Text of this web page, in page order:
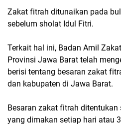
Zakat fitrah ditunaikan pada
sebelum sholat Idul Fitri.
Terkait hal ini, Badan Amil
Provinsi Jawa Barat telah
berisi tentang besaran zakat
dan kabupaten di Jawa Barat.
Besaran zakat fitrah ditentukan
yang dimakan setiap hari atau